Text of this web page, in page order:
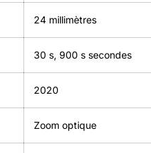
24 millimètres
30 s, 900 s secondes
2020
Zoom optique